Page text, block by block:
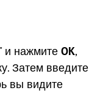
и нажмите OK,
Затем введите
вы видите